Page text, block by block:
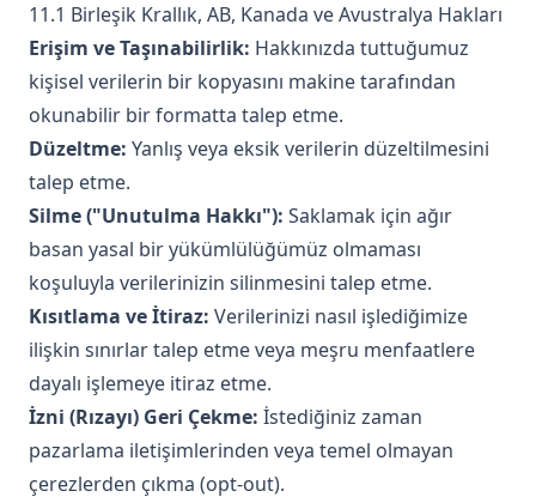
11.1 Birleşik Krallık, AB, Kanada ve Avustralya Hakları
Erişim ve Taşınabilirlik: Hakkınızda tuttuğumuz
kişisel verilerin bir kopyasını makine tarafından
okunabilir bir formatta talep etme.
Düzeltme: Yanlış veya eksik verilerin düzeltilmesini
talep etme.
Silme ("Unutulma Hakkı"): Saklamak için ağır
basan yasal bir yükümlülüğümüz olmaması
koşuluyla verilerinizin silinmesini talep etme.
Kısıtlama ve İtiraz: Verilerinizi nasıl işlediğimize
ilişkin sınırlar talep etme veya meşru menfaatlere
dayalı işlemeye itiraz etme.
İzni (Rızayı) Geri Çekme: İstediğiniz zaman
pazarlama iletişimlerinden veya temel olmayan
çerezlerden çıkma (opt-out).